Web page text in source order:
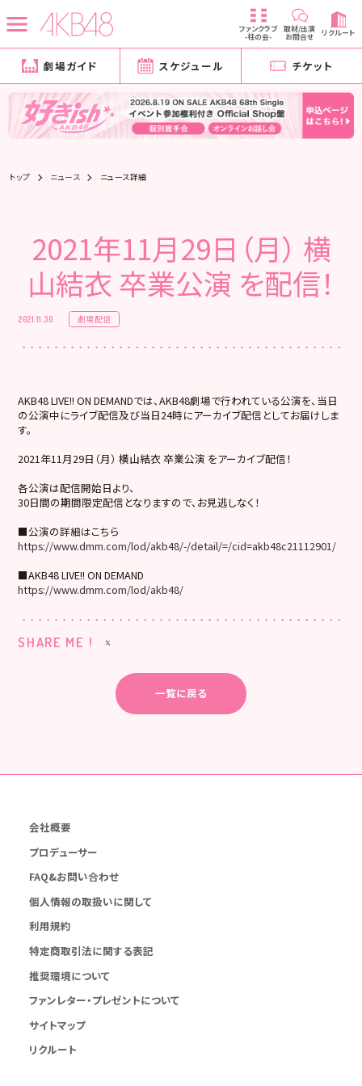
ファンクラブ
-柱の会-
取材/出演
お問合せ リクルート
劇場ガイド スケジュール チケット
トップ ニュース ニュース詳細
2021年11月29日（月） 横
山結衣 卒業公演 を配信！
2021.11.30 劇場配信
AKB48 LIVE!! ON DEMANDでは、AKB48劇場で行われている公演を、当日
の公演中にライブ配信及び当日24時にアーカイブ配信としてお届けしま
す。
2021年11月29日（月） 横山結衣 卒業公演 をアーカイブ配信！
各公演は配信開始日より、
30日間の期間限定配信となりますので、お見逃しなく！
■公演の詳細はこちら
https://www.dmm.com/lod/akb48/-/detail/=/cid=akb48c21112901/
■AKB48 LIVE!! ON DEMAND
https://www.dmm.com/lod/akb48/
SHARE ME !
一覧に戻る
会社概要
プロデューサー
FAQ&お問い合わせ
個人情報の取扱いに関して
利用規約
特定商取引法に関する表記
推奨環境について
ファンレター・プレゼントについて
サイトマップ
リクルート